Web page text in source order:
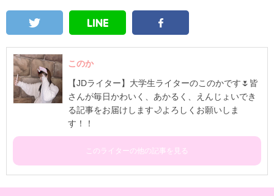
このか
【JDライター】大学生ライターのこのかです🌷皆
さんが毎日かわいく、あかるく、えんじょいでき
る記事をお届けします🌙よろしくお願いしま
す！！
このライターの他の記事を見る